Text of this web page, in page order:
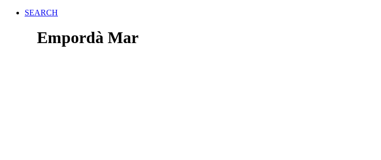
SEARCH
Empordà Mar